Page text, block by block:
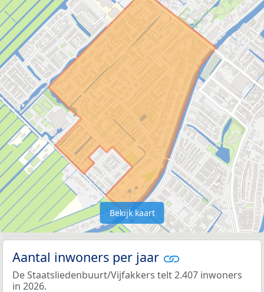
Bekijk kaart
Aantal inwoners per jaar
De Staatsliedenbuurt/Vijfakkers telt 2.407 inwoners
in 2026.